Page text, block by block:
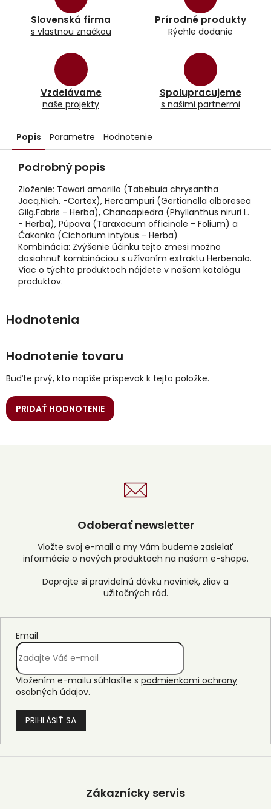
Slovenská firma
s vlastnou značkou
Prírodné produkty
Rýchle dodanie
Vzdelávame
naše projekty
Spolupracujeme
s našimi partnermi
Popis Parametre Hodnotenie
Podrobný popis
Zloženie: Tawari amarillo (Tabebuia chrysantha
Jacq.Nich. -Cortex), Hercampuri (Gertianella alboresea
Gilg.Fabris - Herba), Chancapiedra (Phyllanthus niruri L.
- Herba), Púpava (Taraxacum officinale - Folium) a
Čakanka (Cichorium intybus - Herba)
Kombinácia: Zvýšenie účinku tejto zmesi možno
dosiahnuť kombináciou s užívaním extraktu Herbenalo.
Viac o týchto produktoch nájdete v našom katalógu
produktov.
Hodnotenie tovaru
Buďte prvý, kto napíše príspevok k tejto položke.
PRIDAŤ HODNOTENIE
Odoberať newsletter
Vložte svoj e-mail a my Vám budeme zasielať
informácie o nových produktoch na našom e-shope.
Email
Vložením e-mailu súhlasíte s podmienkami ochrany
osobných údajov.
PRIHLÁSIŤ SA
Z
Zákaznícky servis